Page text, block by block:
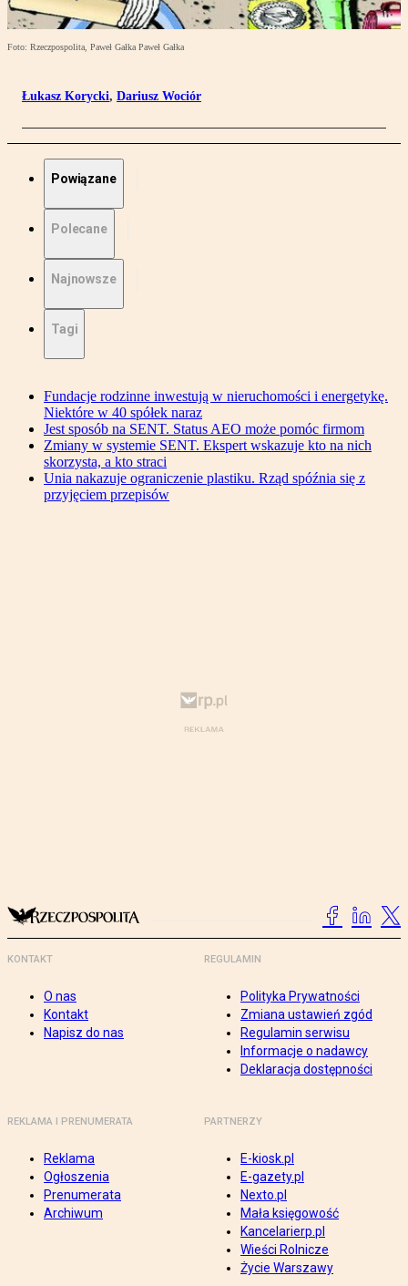
Foto: Rzeczpospolita, Paweł Gałka Paweł Gałka
Łukasz Korycki, Dariusz Wociór
Powiązane
Polecane
Najnowsze
Tagi
Fundacje rodzinne inwestują w nieruchomości i energetykę.
Niektóre w 40 spółek naraz
Jest sposób na SENT. Status AEO może pomóc firmom
Zmiany w systemie SENT. Ekspert wskazuje kto na nich
skorzysta, a kto straci
Unia nakazuje ograniczenie plastiku. Rząd spóźnia się z
przyjęciem przepisów
KONTAKT
O nas
Kontakt
Napisz do nas
REGULAMIN
Polityka Prywatności
Zmiana ustawień zgód
Regulamin serwisu
Informacje o nadawcy
Deklaracja dostępności
REKLAMA I PRENUMERATA
Reklama
Ogłoszenia
Prenumerata
Archiwum
PARTNERZY
E-kiosk.pl
E-gazety.pl
Nexto.pl
Mała księgowość
Kancelarierp.pl
Wieści Rolnicze
Życie Warszawy